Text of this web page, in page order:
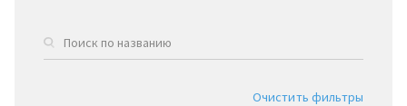
Очистить фильтры